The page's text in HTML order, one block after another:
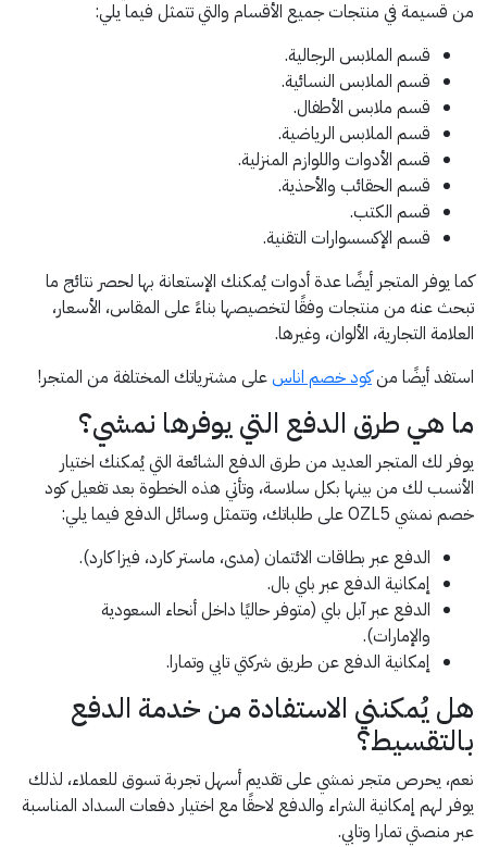
من قسيمة في منتجات جميع الأقسام والتي تتمثل فيما يلي:
قسم الملابس الرجالية.
قسم الملابس النسائية.
قسم ملابس الأطفال.
قسم الملابس الرياضية.
قسم الأدوات واللوازم المنزلية.
قسم الحقائب والأحذية.
قسم الكتب.
قسم الإكسسوارات التقنية.
كما يوفر المتجر أيضًا عدة أدوات يُمكنك الإستعانة بها لحصر نتائج ما
تبحث عنه من منتجات وفقًا لتخصيصها بناءً على المقاس، الأسعار،
العلامة التجارية، الألوان، وغيرها.
استفد أيضًا منكود خصم اناسعلى مشترياتك المختلفة من المتجر!
ما هي طرق الدفع التي يوفرها نمشي؟
يوفر لك المتجر العديد من طرق الدفع الشائعة التي يُمكنك اختيار
الأنسب لك من بينها بكل سلاسة، وتأتي هذه الخطوة بعد تفعيل كود
خصم نمشي OZL5 على طلباتك، وتتمثل وسائل الدفع فيما يلي:
الدفع عبر بطاقات الائتمان (مدى، ماستر كارد، فيزا كارد).
إمكانية الدفع عبر باي بال.
الدفع عبر آبل باي (متوفر حاليًا داخل أنحاء السعودية
والإمارات).
إمكانية الدفع عن طريق شركتي تابي وتمارا.
هل يُمكنني الاستفادة من خدمة الدفع
بالتقسيط؟
نعم، يحرص متجر نمشي على تقديم أسهل تجربة تسوق للعملاء، لذلك
يوفر لهم إمكانية الشراء والدفع لاحقًا مع اختيار دفعات السداد المناسبة
عبر منصتي تمارا وتابي.